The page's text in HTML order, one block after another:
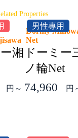
Properties
湘
円～
男性專用
Dormy
Net
ドーミー
ノ輪Net
74,960
円